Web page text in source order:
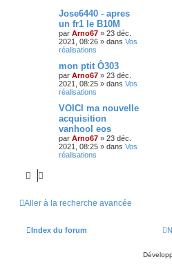
Jose6440 - apres
un fr1 le B10M
par Arno67 » 23 déc.
2021, 08:26 » dans Vos
réalisations
mon ptit Ô303
par Arno67 » 23 déc.
2021, 08:25 » dans Vos
réalisations
VOICI ma nouvelle
acquisition
vanhool eos
par Arno67 » 23 déc.
2021, 08:25 » dans Vos
réalisations
Aller à la recherche avancée
Index du forum